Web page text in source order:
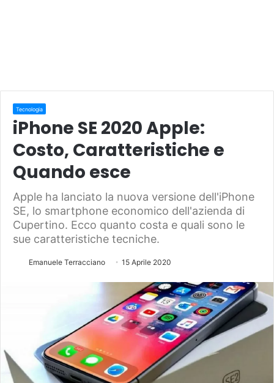
Tecnologia
iPhone SE 2020 Apple:
Costo, Caratteristiche e
Quando esce
Apple ha lanciato la nuova versione dell'iPhone
SE, lo smartphone economico dell'azienda di
Cupertino. Ecco quanto costa e quali sono le
sue caratteristiche tecniche.
Emanuele Terracciano 15 Aprile 2020